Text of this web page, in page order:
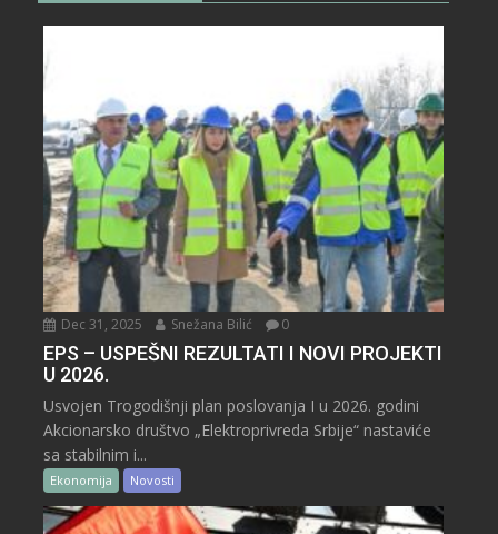
Dec 31, 2025 Snežana Bilić 0
EPS – USPEŠNI REZULTATI I NOVI PROJEKTI
U 2026.
Usvojen Trogodišnji plan poslovanja I u 2026. godini
Akcionarsko društvo „Elektroprivreda Srbije“ nastaviće
sa stabilnim i...
Ekonomija Novosti